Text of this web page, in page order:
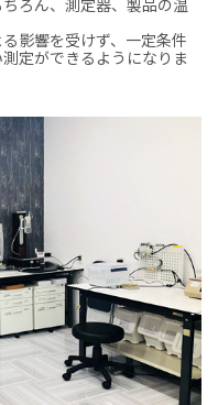
影響を受けず、一定条件
定ができるようになりま